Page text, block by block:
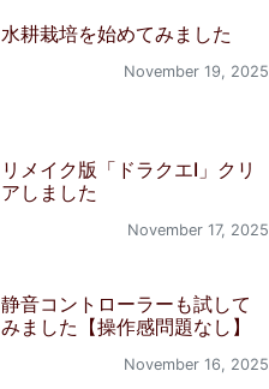
水耕栽培を始めてみました
November 19, 2025
リメイク版「ドラクエI」クリ
アしました
November 17, 2025
静音コントローラーも試して
みました【操作感問題なし】
November 16, 2025